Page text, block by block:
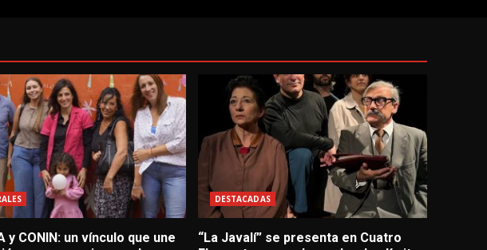
y CONIN: un vínculo que une
DESTACADAS
“La Javalí” se presenta en Cuatro